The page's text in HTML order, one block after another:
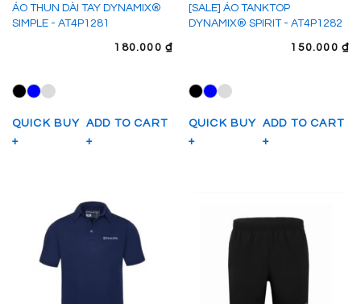
ÁO THUN DÀI TAY DYNAMIX®
SIMPLE - AT4P1281
180.000 ₫
QUICK BUY
+
ADD TO CART
+
[SALE] ÁO TANKTOP
DYNAMIX® SPIRIT - AT4P1282
150.000 ₫
QUICK BUY
+
ADD TO CART
+